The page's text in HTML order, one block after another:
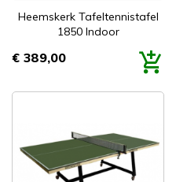
Heemskerk Tafeltennistafel
1850 Indoor
Prijs
€ 389,00